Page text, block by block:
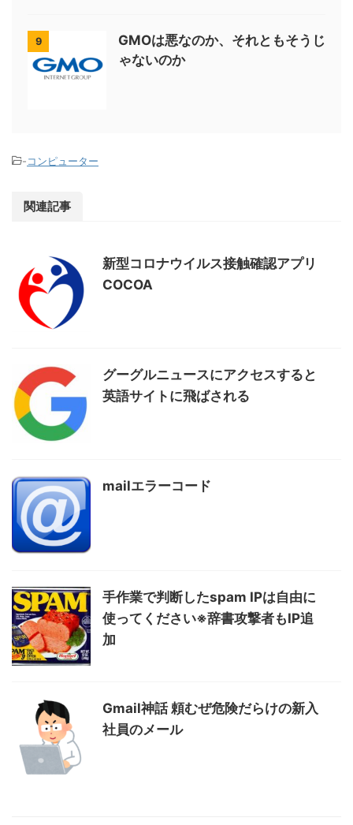
9
GMOは悪なのか、それともそうじ
ゃないのか
-コンピューター
関連記事
新型コロナウイルス接触確認アプリ
COCOA
グーグルニュースにアクセスすると
英語サイトに飛ばされる
mailエラーコード
手作業で判断したspam IPは自由に
使ってください※辞書攻撃者もIP追
加
Gmail神話 頼むぜ危険だらけの新入
社員のメール